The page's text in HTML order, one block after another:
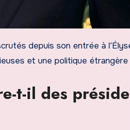
et une politique étrangère
t-il des